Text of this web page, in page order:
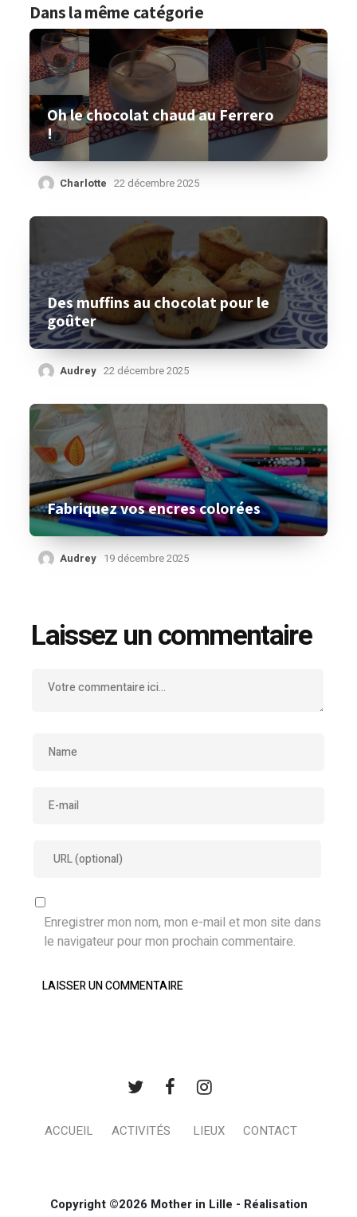
Dans la même catégorie
Oh le chocolat chaud au Ferrero
!
Charlotte 22 décembre 2025
Des muffins au chocolat pour le
goûter
Audrey 22 décembre 2025
Fabriquez vos encres colorées
Audrey 19 décembre 2025
Laissez un commentaire
Enregistrer mon nom, mon e-mail et mon site dans
le navigateur pour mon prochain commentaire.
ACCUEIL ACTIVITÉS LIEUX CONTACT
Copyright ©2026 Mother in Lille - Réalisation